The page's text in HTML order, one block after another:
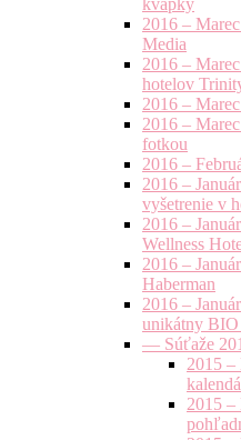
kvapky
2016 –
Media
2016 –
hotelov
2016 –
2016 –
fotkou
2016 –
2016 –
vyšetrenie v
2016 –
Wellness
2016 –
Haberman
2016 –
unikátny BIO
— Súťaže
2015 –
2015 –